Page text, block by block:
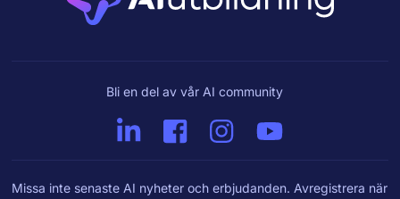
Bli en del av vår AI community
Missa inte senaste AI nyheter och erbjudanden. Avregistrera när